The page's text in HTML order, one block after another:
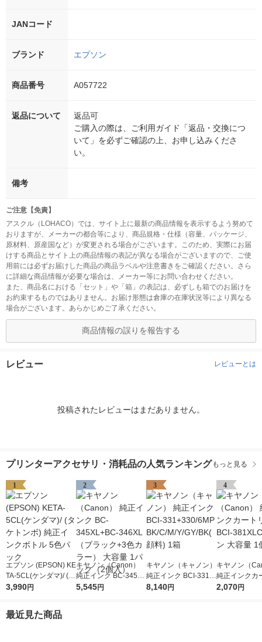
JANコード
ブランド エプソン
商品番号 A057722
返品について
返品可
ご購入の際は、ご利用ガイド「返品・交換につ
いて」を必ずご確認の上、お申し込みくださ
い。
備考
ご注意【免責】
アスクル（LOHACO）では、サイト上に最新の商品情報を表示するよう努めて
おりますが、メーカーの都合等により、商品規格・仕様（容量、パッケージ、
原材料、原産国など）が変更される場合がございます。このため、実際にお届
けする商品とサイト上の商品情報の表記が異なる場合がございますので、ご使
用前には必ずお届けした商品の商品ラベルや注意書きをご確認ください。さら
に詳細な商品情報が必要な場合は、メーカー等にお問い合わせください。
また、商品名における「セット」や「箱」の表記は、必ずしも箱でのお届けを
お約束するものではありません。お届け形態は倉庫の在庫状況等により異なる
場合がございます。あらかじめご了承ください。
商品情報の誤りを報告する
レビュー レビューとは
投稿されたレビューはまだありません。
プリンターアクセサリ・消耗品の人気ランキング もっと見る
1
エプソン (EPSON) KE
TA-5CL(ケンダマ)/ (タ
ケトンボ) 純正インク
3,990円
2
キヤノン（Canon）
純正インク BC-345XL
+BC-346XL （ブラッ
5,545円
3
キヤノン（キャノン）
純正インク BCI-331+
330/6MP BK/C/M/Y/G
8,140円
4
キヤノン（
純正インクカ
ジ BCI-
2,070円
最近見た商品